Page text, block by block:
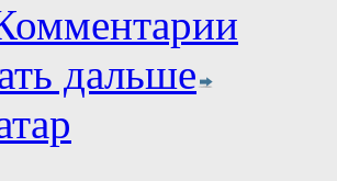
дальше